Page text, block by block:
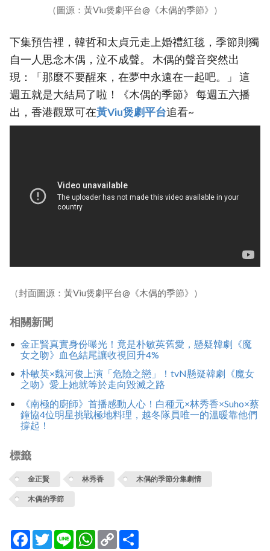
（圖源：黃Viu煲劇平台@《木偶的季節》）
下集預告裡，韓哲和太貞元走上婚禮紅毯，季節則獨
自一人思念木偶，泣不成聲。 木偶的聲音突然出
現：「那麼不要醒來，在夢中永遠在一起吧。」 這
週五就是大結局了啦！《木偶的季節》 每週五六播
出，香港觀眾可在黃Viu煲劇平台追看~
（封面圖源：黃Viu煲劇平台@《木偶的季節》）
相關新聞
金正賢真實身份曝光！竟是朴敏英舊愛，懸疑韓劇《魔
女之吻》血色結尾讓收視回升4%
朴敏英×魏河俊上演「危險之戀」！tvN懸疑韓劇《魔女
之吻》愛上她就等於走向毀滅之路
《南極的廚師》首播感動人心！白種元×林秀香×Suho×蔡
鐘協4位明星挑戰極地料理，越冬隊員唯一的溫暖靠他們
撐起！
標籤
金正賢 林秀香 木偶的季節分集劇情
木偶的季節
Facebook
TwitterLine WhatsApp
Copy
Link